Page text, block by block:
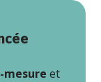
mesure et